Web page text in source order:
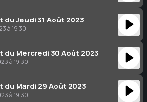
du Jeudi 31 Août 2023
à 19:30
du Mercredi 30 Août 2023
à 19:30
du Mardi 29 Août 2023
à 19:30